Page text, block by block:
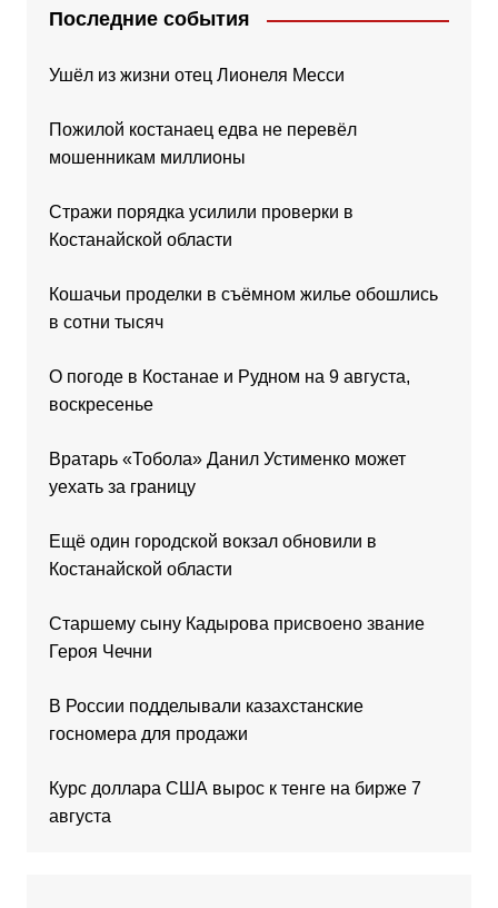
Последние события
Ушёл из жизни отец Лионеля Месси
Пожилой костанаец едва не перевёл
мошенникам миллионы
Стражи порядка усилили проверки в
Костанайской области
Кошачьи проделки в съёмном жилье обошлись
в сотни тысяч
О погоде в Костанае и Рудном на 9 августа,
воскресенье
Вратарь «Тобола» Данил Устименко может
уехать за границу
Ещё один городской вокзал обновили в
Костанайской области
Старшему сыну Кадырова присвоено звание
Героя Чечни
В России подделывали казахстанские
госномера для продажи
Курс доллара США вырос к тенге на бирже 7
августа